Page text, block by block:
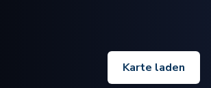
Karte laden